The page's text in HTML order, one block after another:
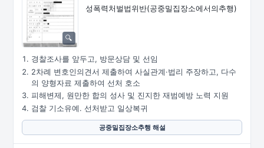
성폭력처벌법위반(공중밀집장소에서의추행)
경찰조사를 앞두고, 방문상담 및 선임
2차례 변호인의견서 제출하여 사실관계·법리 주장하고, 다수
의 양형자료 제출하여 선처 호소
피해변제, 원만한 합의 성사 및 진지한 재범예방 노력 지원
검찰 기소유예. 선처받고 일상복귀
공중밀집장소추행 해설